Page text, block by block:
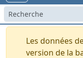
Les données
version de la